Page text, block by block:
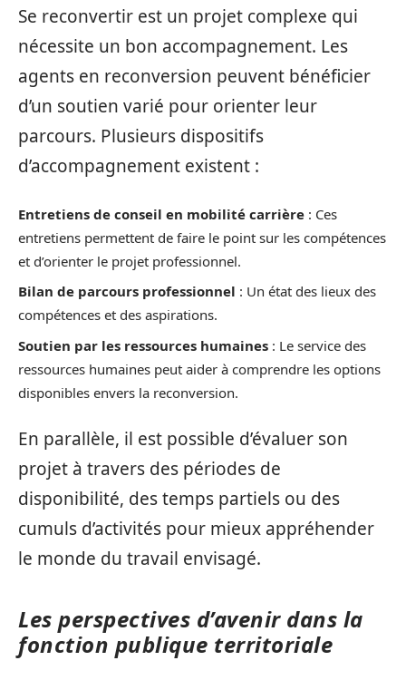
Se reconvertir est un projet complexe qui
nécessite un bon accompagnement. Les
agents en reconversion peuvent bénéficier
d’un soutien varié pour orienter leur
parcours. Plusieurs dispositifs
d’accompagnement existent :
Entretiens de conseil en mobilité carrière : Ces
entretiens permettent de faire le point sur les compétences
et d’orienter le projet professionnel.
Bilan de parcours professionnel : Un état des lieux des
compétences et des aspirations.
Soutien par les ressources humaines : Le service des
ressources humaines peut aider à comprendre les options
disponibles envers la reconversion.
En parallèle, il est possible d’évaluer son
projet à travers des périodes de
disponibilité, des temps partiels ou des
cumuls d’activités pour mieux appréhender
le monde du travail envisagé.
Les perspectives d’avenir dans la
fonction publique territoriale